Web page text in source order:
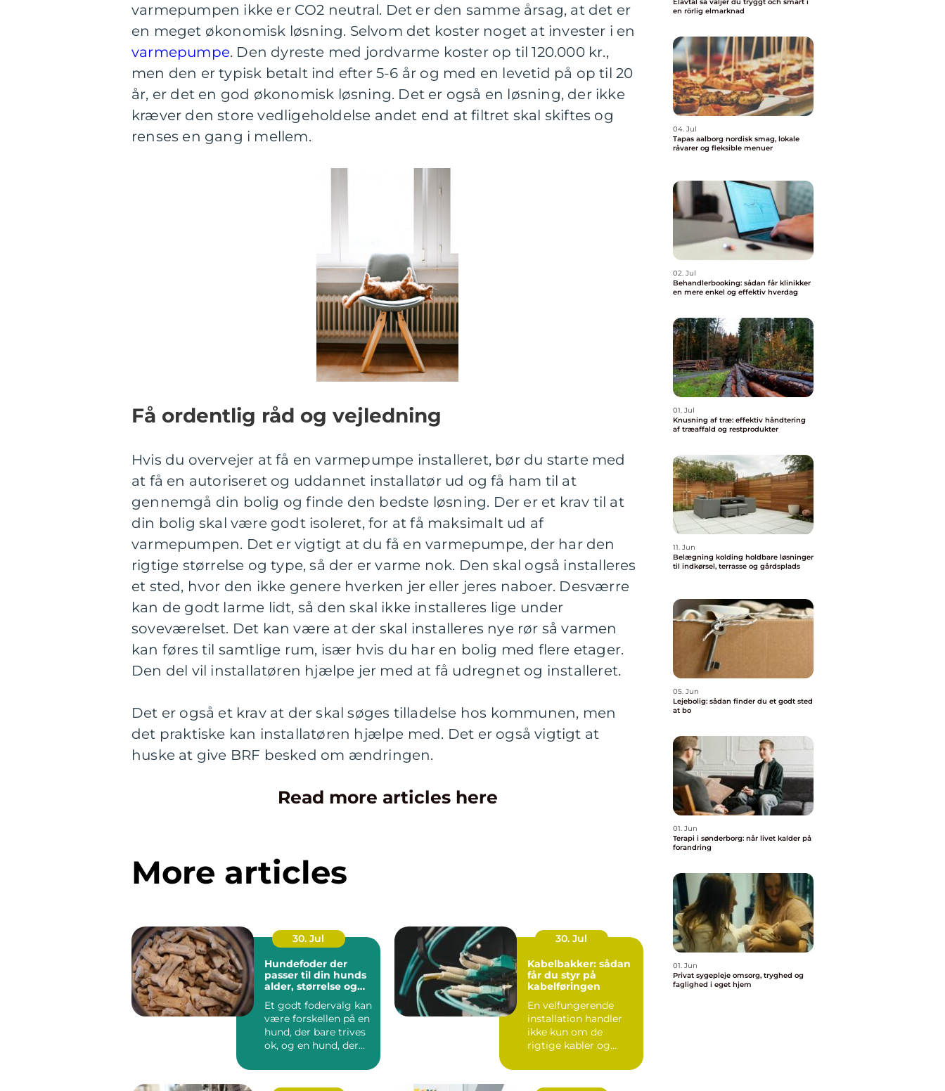
varmepumpen ikke er CO2 neutral. Det er den samme årsag, at det er
en meget økonomisk løsning. Selvom det koster noget at invester i en
varmepumpe. Den dyreste med jordvarme koster op til 120.000 kr.,
men den er typisk betalt ind efter 5-6 år og med en levetid på op til 20
år, er det en god økonomisk løsning. Det er også en løsning, der ikke
kræver den store vedligeholdelse andet end at filtret skal skiftes og
renses en gang i mellem.
Få ordentlig råd og vejledning
Hvis du overvejer at få en varmepumpe installeret, bør du starte med
at få en autoriseret og uddannet installatør ud og få ham til at
gennemgå din bolig og finde den bedste løsning. Der er et krav til at
din bolig skal være godt isoleret, for at få maksimalt ud af
varmepumpen. Det er vigtigt at du få en varmepumpe, der har den
rigtige størrelse og type, så der er varme nok. Den skal også installeres
et sted, hvor den ikke genere hverken jer eller jeres naboer. Desværre
kan de godt larme lidt, så den skal ikke installeres lige under
soveværelset. Det kan være at der skal installeres nye rør så varmen
kan føres til samtlige rum, især hvis du har en bolig med flere etager.
Den del vil installatøren hjælpe jer med at få udregnet og installeret.
Det er også et krav at der skal søges tilladelse hos kommunen, men
det praktiske kan installatøren hjælpe med. Det er også vigtigt at
huske at give BRF besked om ændringen.
Read more articles here
More articles
30. Jul
Hundefoder der
passer til din hunds
alder, størrelse og
Et godt fodervalg kan
være forskellen på en
hund, der bare trives
ok, og en hund, der
30. Jul
Kabelbakker: sådan
får du styr på
kabelføringen
En velfungerende
installation handler
ikke kun om de
rigtige kabler og
gennemført kab...
en rörlig elmarknad
04. Jul
Tapas aalborg nordisk smag, lokale
råvarer og fleksible menuer
02. Jul
Behandlerbooking: sådan får klinikker
en mere enkel og effektiv hverdag
01. Jul
Knusning af træ: effektiv håndtering
af træaffald og restprodukter
11. Jun
Belægning kolding holdbare løsninger
til indkørsel, terrasse og gårdsplads
05. Jun
Lejebolig: sådan finder du et godt sted
at bo
01. Jun
Terapi i sønderborg: når livet kalder på
forandring
01. Jun
Privat sygepleje omsorg, tryghed og
faglighed i eget hjem